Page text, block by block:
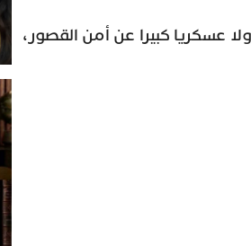
عسكريا كبيرا عن أمن القصور،